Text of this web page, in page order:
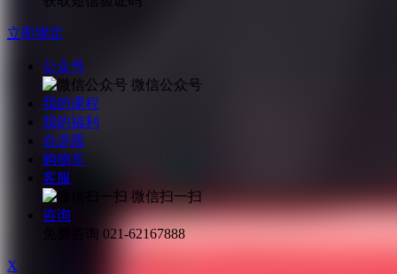
立即绑定
公众号
微信公众号
我的课程
我的福利
自选股
购物车
客服
微信扫一扫
咨询
免费咨询 021-62167888
X